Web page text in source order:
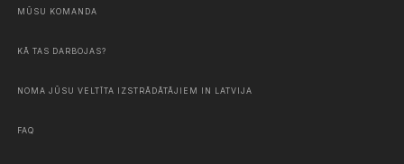
MŪSU KOMANDA
KĀ TAS DARBOJAS?
NOMA JŪSU VELTĪTA IZSTRĀDĀTĀJIEM IN LATVIJA
FAQ